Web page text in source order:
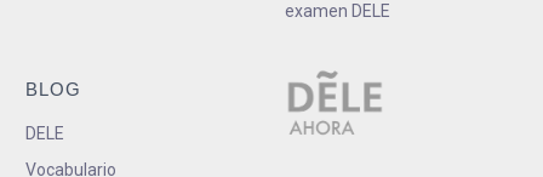
examen DELE
BLOG
DELE
Vocabulario